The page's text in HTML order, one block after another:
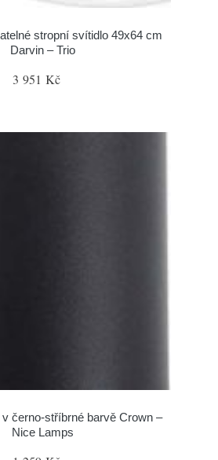
stropní svítidlo 49x64 cm
Darvin – Trio
3 951 Kč
černo-stříbrné barvě Crown –
Nice Lamps